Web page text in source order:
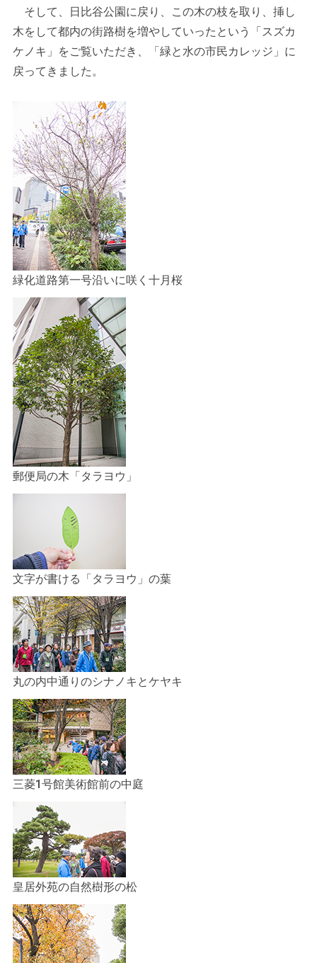
そして、日比谷公園に戻り、この木の枝を取り、挿し
木をして都内の街路樹を増やしていったという「スズカ
ケノキ」をご覧いただき、「緑と水の市民カレッジ」に
戻ってきました。
緑化道路第一号沿いに咲く十月桜
郵便局の木「タラヨウ」
文字が書ける「タラヨウ」の葉
丸の内中通りのシナノキとケヤキ
三菱1号館美術館前の中庭
皇居外苑の自然樹形の松